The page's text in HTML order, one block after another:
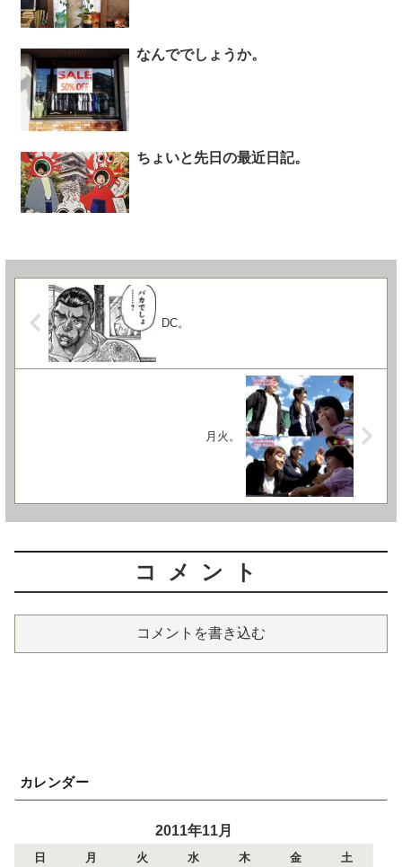
なんででしょうか。
ちょいと先日の最近日記。
DC。
月火。
コメント
コメントを書き込む
カレンダー
2011年11月
日 月 火 水 木 金
土